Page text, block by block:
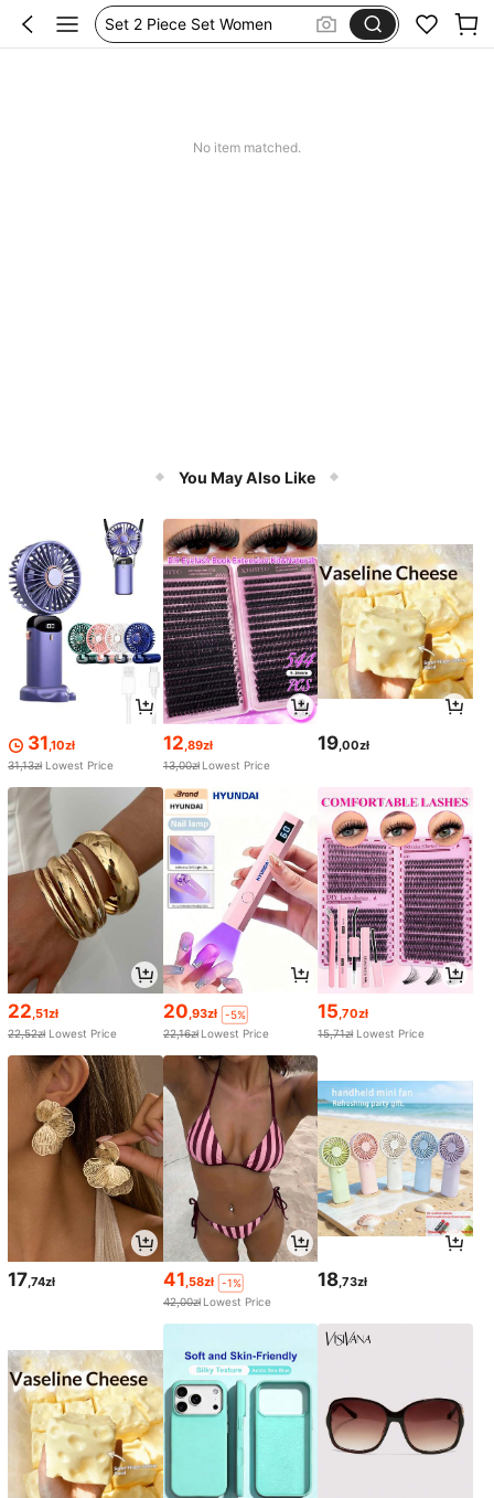
Set 2 Piece Set Women
No item matched.
You May Also Like
31 ,10zł
31,13zł Lowest Price
12 ,89zł
13,00zł Lowest Price
19 ,00zł
22,51zł
22,52zł Lowest Price
20,93zł
-5%
22,16zł Lowest Price
15,70zł
15,71zł Lowest Price
17,74zł 41,58zł
-1%
42,00zł Lowest Price
18,73zł